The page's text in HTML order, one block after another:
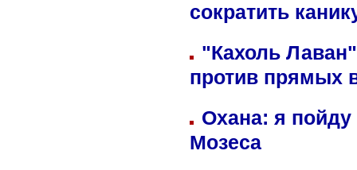
сократить
"Кахоль
против прямых
Охана: я пойду
Мозеса